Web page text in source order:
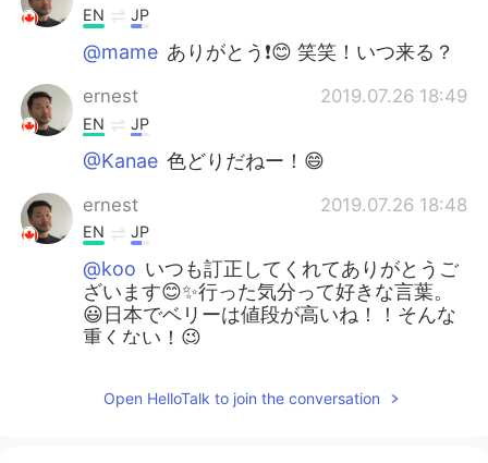
EN JP
@mame ありがとう❗️😊 笑笑！いつ来る？
ernest 2019.07.26 18:49
EN JP
@Kanae 色どりだねー！😄
ernest 2019.07.26 18:48
EN JP
@koo いつも訂正してくれてありがとうご
ざいます😊✨行った気分って好きな言葉。
😃日本でベリーは値段が高いね！！そんな
重くない！😉
JP
Open HelloTalk to join the conversation